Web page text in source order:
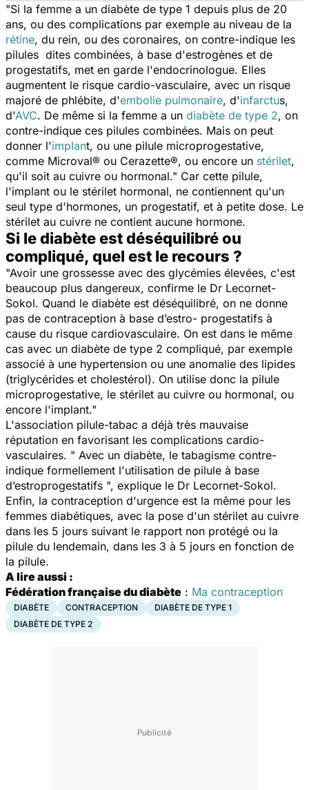
"Si la femme a un diabète de type 1 depuis plus de 20
ans, ou des complications par exemple au niveau de la
rétine, du rein, ou des coronaires, on contre-indique les
pilules dites combinées, à base d'estrogènes et de
progestatifs, met en garde l'endocrinologue. Elles
augmentent le risque cardio-vasculaire, avec un risque
majoré de phlébite, d'embolie pulmonaire, d'infarctus,
d'AVC. De même si la femme a un diabète de type 2, on
contre-indique ces pilules combinées. Mais on peut
donner l'implant, ou une pilule microprogestative,
comme Microval® ou Cerazette®, ou encore un stérilet,
qu'il soit au cuivre ou hormonal." Car cette pilule,
l'implant ou le stérilet hormonal, ne contiennent qu'un
seul type d'hormones, un progestatif, et à petite dose. Le
stérilet au cuivre ne contient aucune hormone.
Si le diabète est déséquilibré ou
compliqué, quel est le recours ?
"Avoir une grossesse avec des glycémies élevées, c'est
beaucoup plus dangereux, confirme le Dr Lecornet-
Sokol. Quand le diabète est déséquilibré, on ne donne
pas de contraception à base d’estro- progestatifs à
cause du risque cardiovasculaire. On est dans le même
cas avec un diabète de type 2 compliqué, par exemple
associé à une hypertension ou une anomalie des lipides
(triglycérides et cholestérol). On utilise donc la pilule
microprogestative, le stérilet au cuivre ou hormonal, ou
encore l'implant."
L'association pilule-tabac a déjà très mauvaise
réputation en favorisant les complications cardio-
vasculaires. " Avec un diabète, le tabagisme contre-
indique formellement l'utilisation de pilule à base
d’estroprogestatifs ", explique le Dr Lecornet-Sokol.
Enfin, la contraception d'urgence est la même pour les
femmes diabétiques, avec la pose d'un stérilet au cuivre
dans les 5 jours suivant le rapport non protégé ou la
pilule du lendemain, dans les 3 à 5 jours en fonction de
la pilule.
A lire aussi :
Fédération française du diabète : Ma contraception
DIABÈTE CONTRACEPTION
DIABÈTE DE TYPE 1
DIABÈTE DE TYPE 2